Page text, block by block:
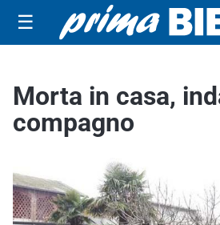
☰
Morta in casa,
compagno